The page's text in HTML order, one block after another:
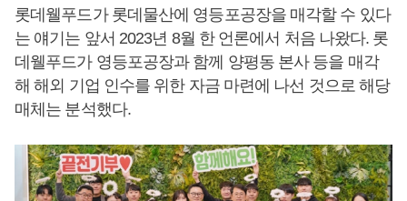
롯데웰푸드가 롯데물산에 영등포공장을 매각할 수 있다
는 얘기는 앞서 2023년 8월 한 언론에서 처음 나왔다. 롯
데웰푸드가 영등포공장과 함께 양평동 본사 등을 매각
해 해외 기업 인수를 위한 자금 마련에 나선 것으로 해당
매체는 분석했다.